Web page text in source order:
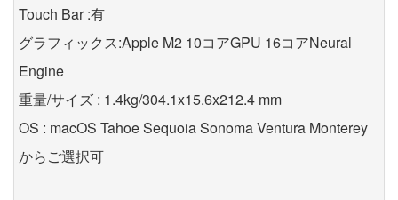
Touch Bar :有
グラフィックス:Apple M2 10コアGPU 16コアNeural
Engine
重量/サイズ : 1.4kg/304.1x15.6x212.4 mm
OS : macOS Tahoe Sequoia Sonoma Ventura Monterey
からご選択可